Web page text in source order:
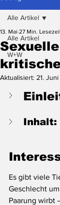
Alle Artikel
W+W
Alle Artikel
13. Mai 27 Min.
Aktualisiert: 21. Juni
Inhalt:
Es gibt viele
Geschlecht
Paarung wirbt